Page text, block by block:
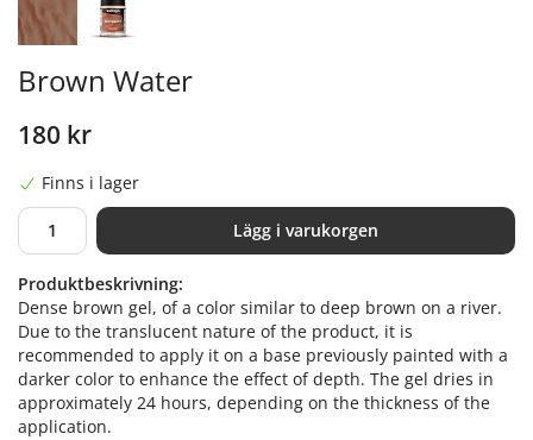
Brown Water
180 kr
Finns i lager
Lägg i varukorgen
Produktbeskrivning:
Dense brown gel, of a color similar to deep brown on a river.
Due to the translucent nature of the product, it is
recommended to apply it on a base previously painted with a
darker color to enhance the effect of depth. The gel dries in
approximately 24 hours, depending on the thickness of the
application.